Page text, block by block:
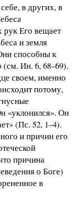
в других, в
Его вещает
и земля
способны к
(см. Ин. 6, 68–69).
своем, именно
потому,
«уклонился». Он
(Пс. 52, 1–4).
и причин его
причина
о Боге)
в